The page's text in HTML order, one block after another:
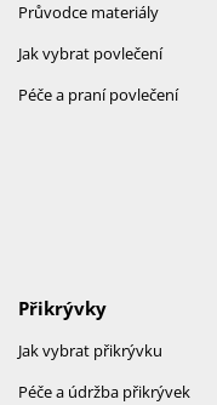
Průvodce materiály
Jak vybrat povlečení
Péče a praní povlečení
Přikrývky
Jak vybrat přikrývku
Péče a údržba přikrývek